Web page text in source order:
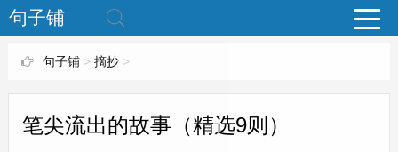
www.bjuzi.com
句子铺
句子铺> 摘抄>
笔尖流出的故事（精选9则）